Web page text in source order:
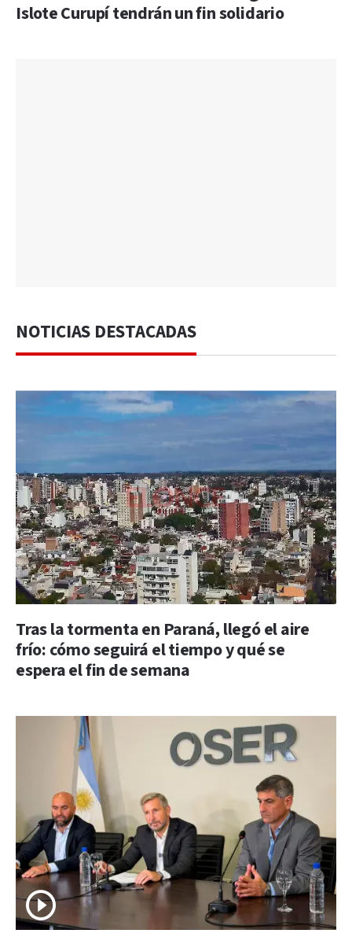
Islote Curupí tendrán un fin solidario
NOTICIAS DESTACADAS
Tras la tormenta en Paraná, llegó el aire
frío: cómo seguirá el tiempo y qué se
espera el fin de semana